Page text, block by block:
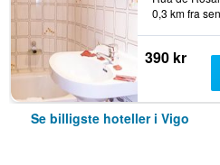
0,3 km fra
390 kr
Se billigste hoteller i Vigo